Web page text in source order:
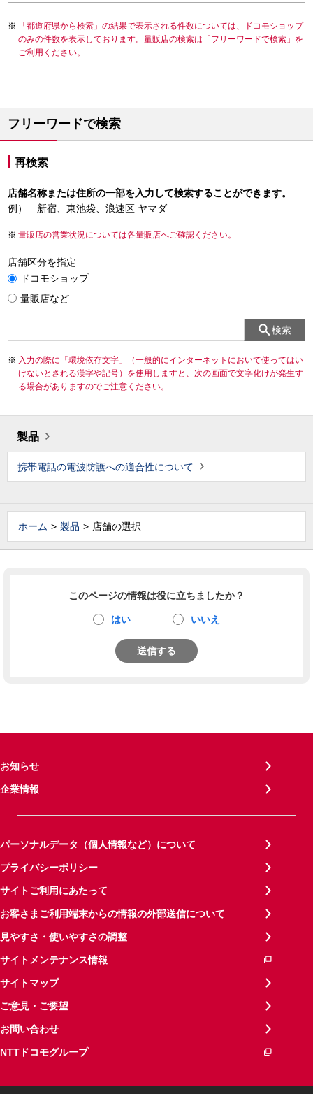
「都道府県から検索」の結果で表示される件数については、ドコモショップ
のみの件数を表示しております。量販店の検索は「フリーワードで検索」を
ご利用ください。
フリーワードで検索
再検索
店舗名称または住所の一部を入力して検索することができます。
例） 新宿、東池袋、浪速区 ヤマダ
量販店の営業状況については各量販店へご確認ください。
店舗区分を指定
ドコモショップ
量販店など
検索
入力の際に「環境依存文字」（一般的にインターネットにおいて使ってはい
けないとされる漢字や記号）を使用しますと、次の画面で文字化けが発生す
る場合がありますのでご注意ください。
製品
携帯電話の電波防護への適合性について
ホーム 製品 店舗の選択
このページの情報は役に立ちましたか？
はい いいえ
送信する
お知らせ
企業情報
パーソナルデータ（個人情報など）について
プライバシーポリシー
サイトご利用にあたって
お客さまご利用端末からの情報の外部送信について
見やすさ・使いやすさの調整
サイトメンテナンス情報
サイトマップ
ご意見・ご要望
お問い合わせ
NTTドコモグループ